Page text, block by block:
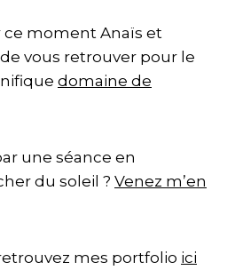
moment Anaïs et
vous retrouver pour le
domaine de
une séance en
du soleil ? Venez m’en
mes portfolio ici